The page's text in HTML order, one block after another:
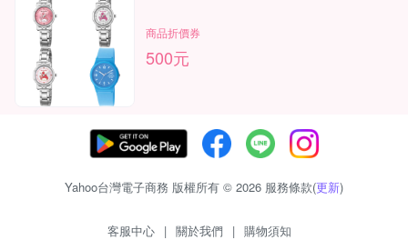
商品折價券
500元
Yahoo台灣電子商務 版權所有 © 2026 服務條款(更新)
客服中心 | 關於我們 | 購物須知